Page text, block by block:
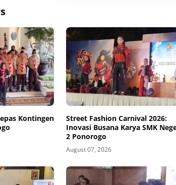
Kontingen
Street Fashion Carnival 2026:
Inovasi Busana Karya SMK
2 Ponorogo
August 07, 2026